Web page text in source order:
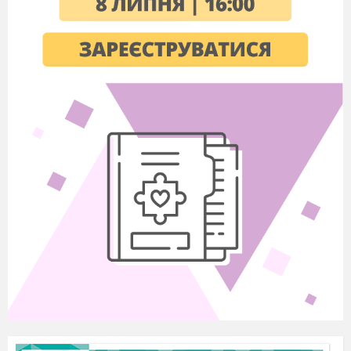
Б) моносахаридів
ліпідів
10. Установіть відповідність між термінами й
визначеннями.
Денатурація
біополімери, мономерами
яких є амінокислоти
Б) Процес порушення
природної структури білка без
руйнування пептидних
зв’язків
В) Азотиста основа, яка
входить до складу РНК
Г) Найпоширеніший клас
Д) Біологічно активні
впливають на мікроорганізми